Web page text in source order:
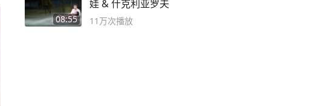
08:55
娃 & 什克利亚罗夫
11万次播放